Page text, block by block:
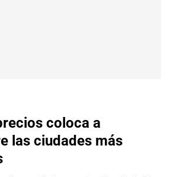
coloca a
las ciudades más